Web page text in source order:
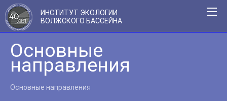
ИНСТИТУТ ЭКОЛОГИИ
ВОЛЖСКОГО БАССЕЙНА
Основные
направления
Основные направления